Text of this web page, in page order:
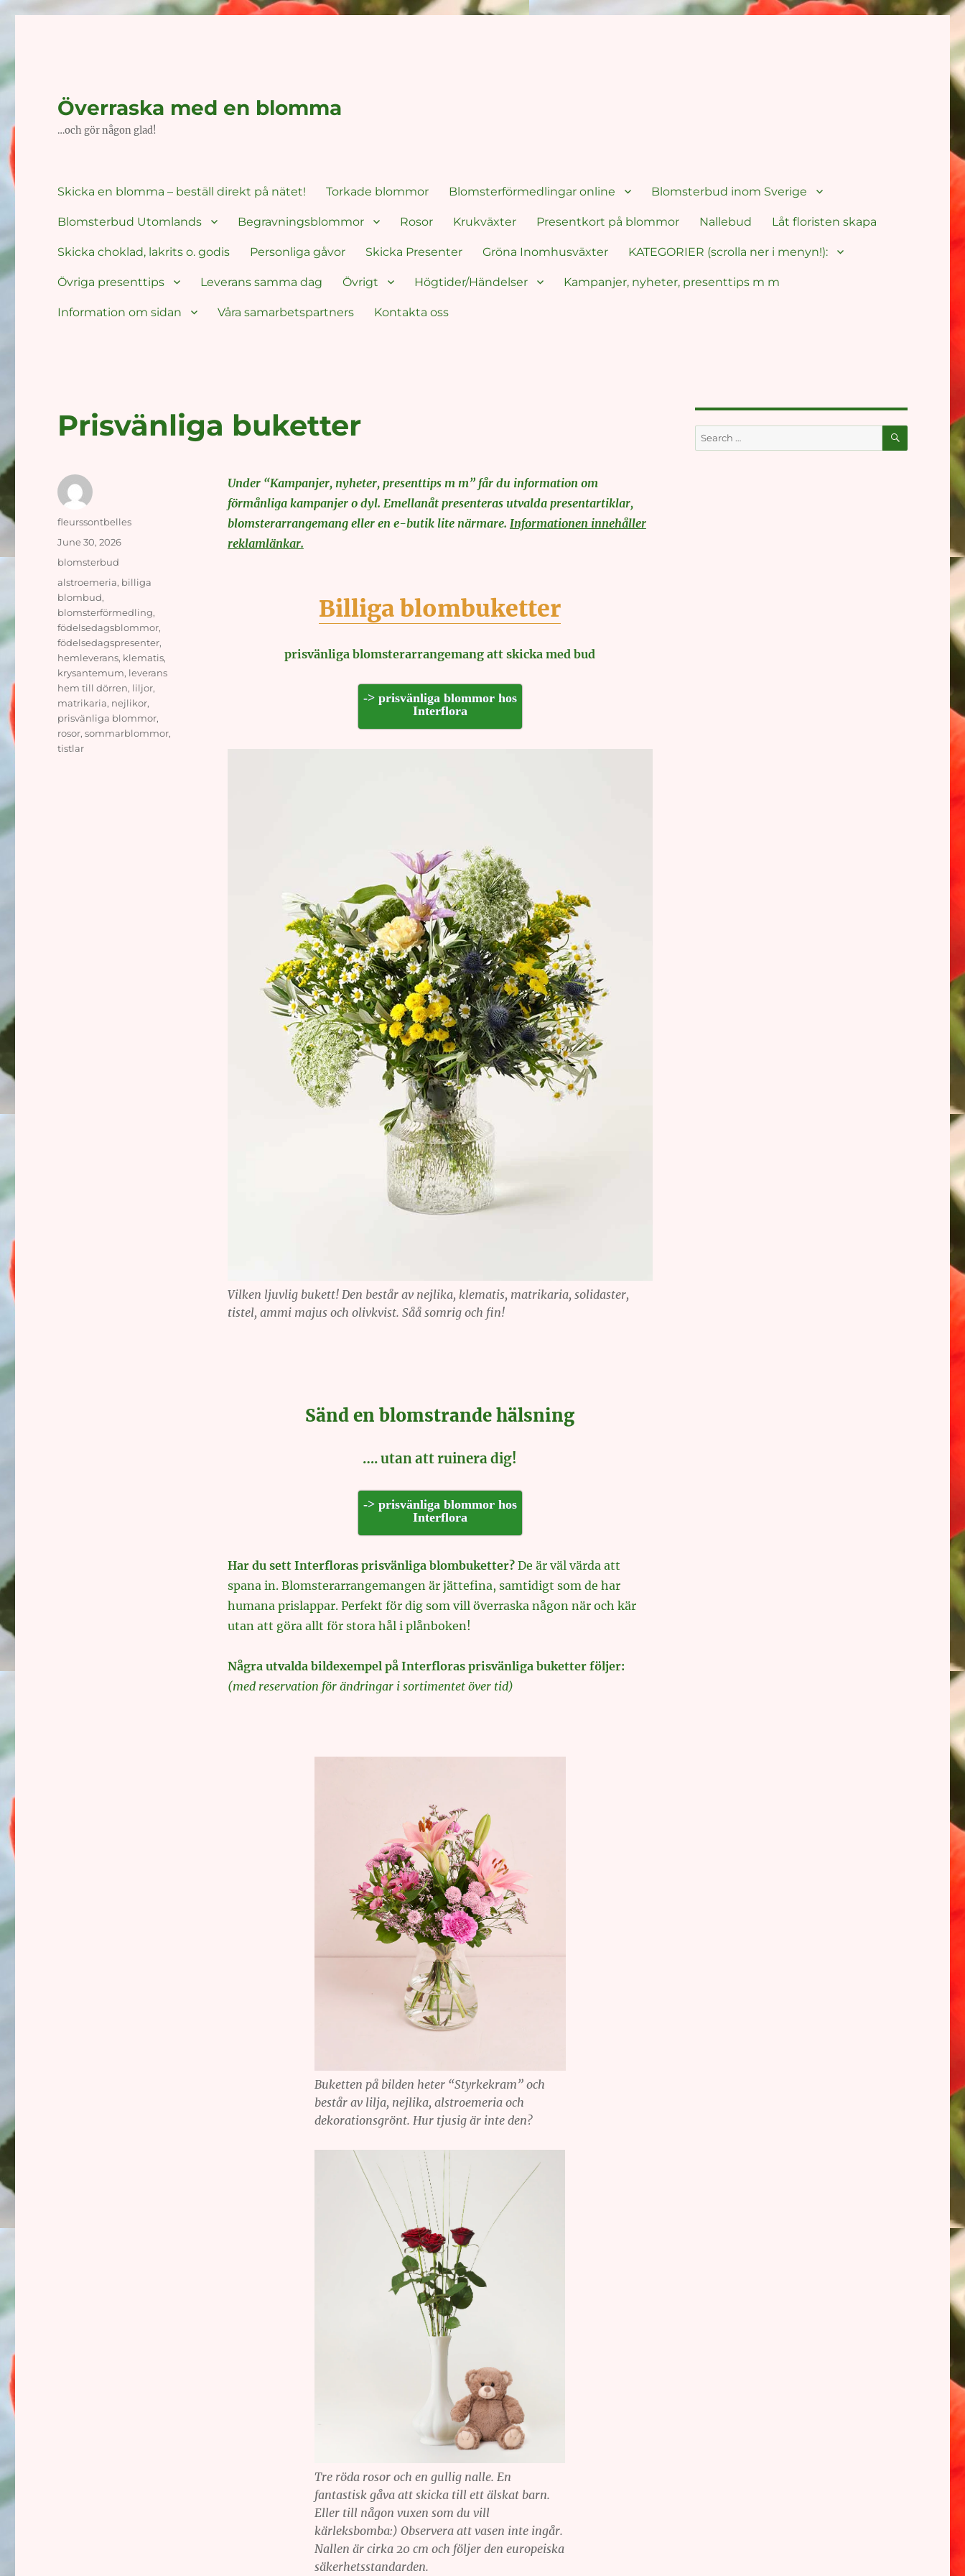
Överraska med en blomma
…och gör någon glad!
Skicka en blomma – beställ direkt på nätet! Torkade blommor Blomsterförmedlingar online Blomsterbud inom Sverige
Blomsterbud Utomlands Begravningsblommor Rosor Krukväxter Presentkort på blommor Nallebud Låt floristen skapa
Skicka choklad, lakrits o. godis Personliga gåvor Skicka Presenter Gröna Inomhusväxter KATEGORIER (scrolla ner i menyn!):
Övriga presenttips Leverans samma dag Övrigt Högtider/Händelser Kampanjer, nyheter, presenttips m m
Information om sidan Våra samarbetspartners Kontakta oss
Prisvänliga buketter
Under “Kampanjer, nyheter, presenttips m m” får du information om
förmånliga kampanjer o dyl. Emellanåt presenteras utvalda presentartiklar,
blomsterarrangemang eller en e-butik lite närmare. Informationen innehåller
reklamlänkar.
Billiga blombuketter
prisvänliga blomsterarrangemang att skicka med bud
-> prisvänliga blommor hos
Interflora
Vilken ljuvlig bukett! Den består av nejlika, klematis, matrikaria, solidaster,
tistel, ammi majus och olivkvist. Såå somrig och fin!
Sänd en blomstrande hälsning
…. utan att ruinera dig!
-> prisvänliga blommor hos
Interflora
Har du sett Interfloras prisvänliga blombuketter?De är väl värda att
spana in. Blomsterarrangemangen är jättefina, samtidigt som de har
humana prislappar. Perfekt för dig som vill överraska någon när och kär
utan att göra allt för stora hål i plånboken!
Några utvalda bildexempel på Interfloras prisvänliga buketter följer:
(med reservation för ändringar i sortimentet över tid)
Buketten på bilden heter “Styrkekram” och
består av lilja, nejlika, alstroemeria och
dekorationsgrönt. Hur tjusig är inte den?
Tre röda rosor och en gullig nalle. En
fantastisk gåva att skicka till ett älskat barn.
Eller till någon vuxen som du vill
kärleksbomba:) Observera att vasen inte ingår.
Nallen är cirka 20 cm och följer den europeiska
säkerhetsstandarden.
Author
fleurssontbelles
Posted
on
June 30, 2026
Categories
blomsterbud
Tags
alstroemeria, billiga
blombud,
blomsterförmedling,
födelsedagsblommor,
födelsedagspresenter,
hemleverans, klematis,
krysantemum, leverans
hem till dörren, liljor,
matrikaria, nejlikor,
prisvänliga blommor,
rosor,sommarblommor,
tistlar
Search
for:
SEARCH